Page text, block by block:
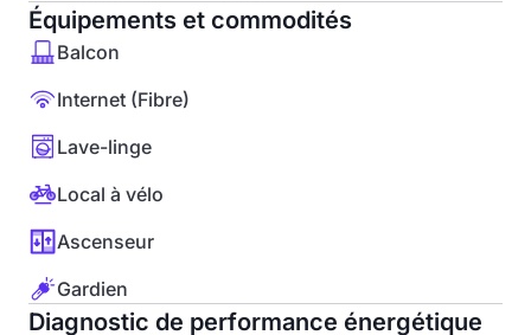
Équipements et commodités
Balcon
Internet (Fibre)
Lave-linge
Local à vélo
Ascenseur
Gardien
Diagnostic de performance énergétique